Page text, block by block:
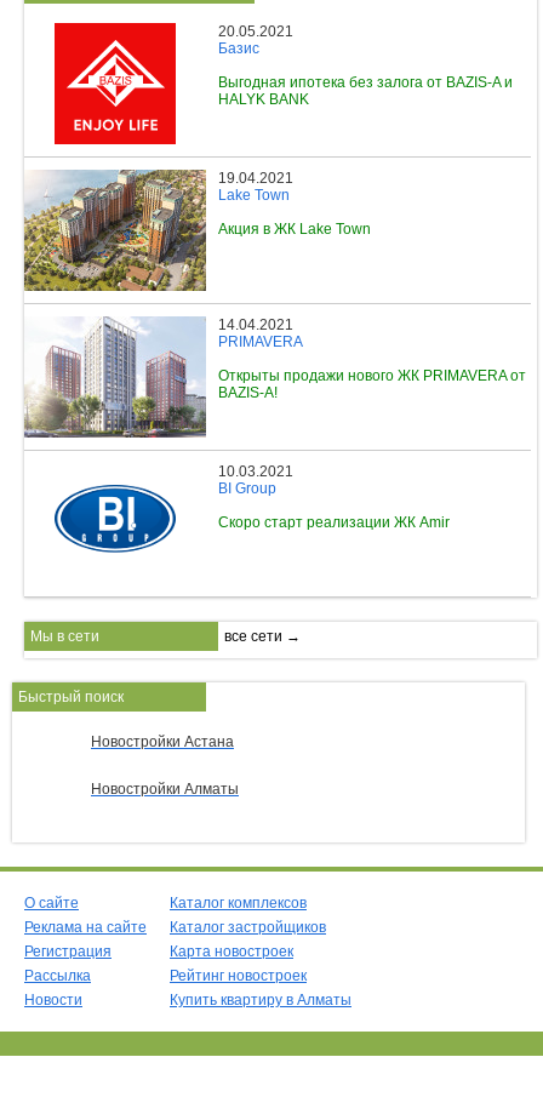
20.05.2021
Базис
Выгодная ипотека без залога от BAZIS-A и
HALYK BANK
19.04.2021
Lake Town
Акция в ЖК Lake Town
14.04.2021
PRIMAVERA
Открыты продажи нового ЖК PRIMAVERA от
BAZIS-A!
10.03.2021
BI Group
Скоро старт реализации ЖК Amir
Мы в сети все сети →
Быстрый поиск
Новостройки Астана
Новостройки Алматы
О сайте
Реклама на сайте
Регистрация
Рассылка
Новости
Каталог комплексов
Каталог застройщиков
Карта новостроек
Рейтинг новостроек
Купить квартиру в Алматы